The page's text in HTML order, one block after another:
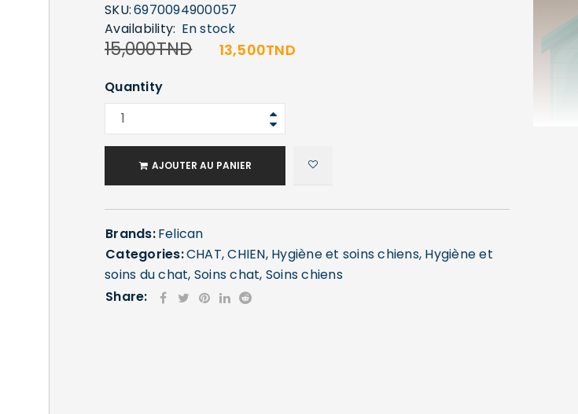
SKU:6970094900057
Availability: En stock
15,000TND 13,500TND
Quantity
AJOUTER AU PANIER
Brands:Felican
Categories:CHAT,CHIEN, Hygiène et soins chiens, Hygiène et
soins du chat, Soins chat, Soins chiens
Share: